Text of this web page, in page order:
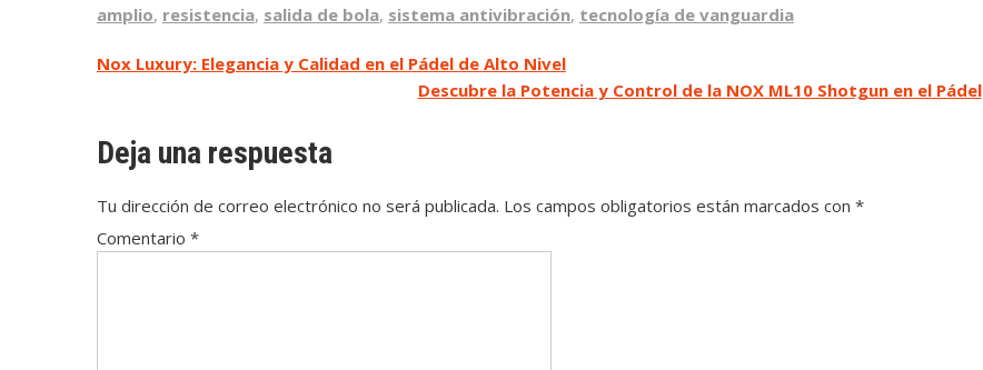
amplio, resistencia, salida de bola, sistema antivibración, tecnología de vanguardia
Navegación
entradas
Nox Luxury: Elegancia y Calidad en el Pádel de Alto Nivel
Descubre la Potencia y Control de la NOX ML10 Shotgun en el Pádel
Deja una respuesta
Tu dirección de correo electrónico no será publicada. Los campos obligatorios están marcados con *
Comentario *